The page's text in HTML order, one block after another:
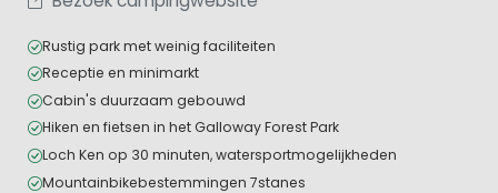
Rustig park met weinig faciliteiten
Receptie en minimarkt
Cabin's duurzaam gebouwd
Hiken en fietsen in het Galloway Forest Park
Loch Ken op 30 minuten, watersportmogelijkheden
Mountainbikebestemmingen 7stanes